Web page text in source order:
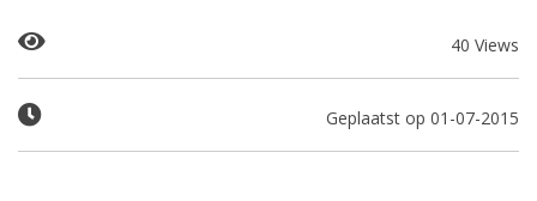
40 Views
Geplaatst op 01-07-2015